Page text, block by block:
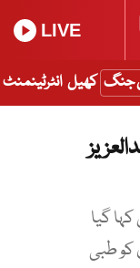
LIVE
جنگ کھیل انٹرٹینمنٹ
گیا
کو طبی